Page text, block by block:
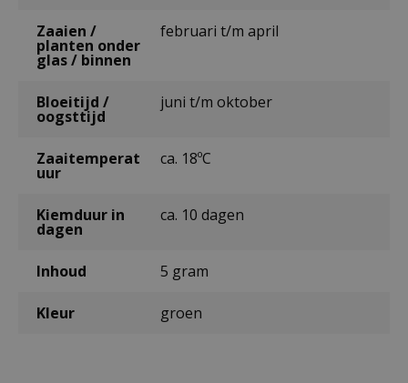
Zaaien /
planten onder
glas / binnen
februari t/m april
Bloeitijd /
oogsttijd
juni t/m oktober
Zaaitemperat
uur
ca. 18ºC
Kiemduur in
dagen
ca. 10 dagen
Inhoud 5 gram
Kleur groen